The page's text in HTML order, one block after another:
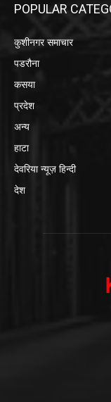
POPULAR
कुशीनगर समाचार
पडरौना
कसया
प्रदेश
अन्य
हाटा
देवरिया न्यूज़ हिन्दी
देश